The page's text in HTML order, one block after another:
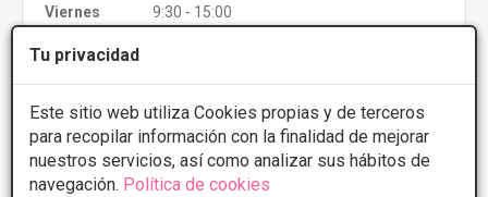
Tu privacidad
Este sitio web utiliza Cookies propias y de terceros
para recopilar información con la finalidad de mejorar
nuestros servicios, así como analizar sus hábitos de
navegación. Política de cookies
Viernes
9:30 - 15:00
Más información